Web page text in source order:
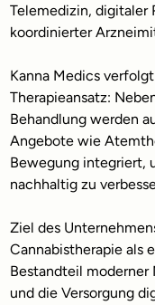
Telemedizin, digitaler
koordinierter
Kanna Medics
Therapieansatz:
Behandlung werden
Angebote wie
Bewegung integriert,
nachhaltig zu
Ziel des
Cannabistherapie als
Bestandteil moderner
und die Versorgung